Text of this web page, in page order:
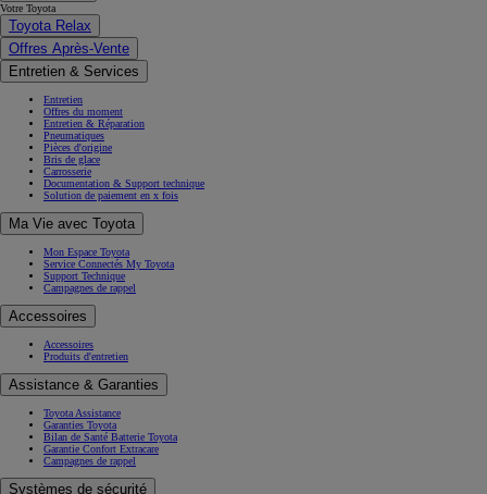
Votre Toyota
Toyota Relax
Offres Après-Vente
Entretien & Services
Entretien
Offres du moment
Entretien & Réparation
Pneumatiques
Pièces d'origine
Bris de glace
Carrosserie
Documentation & Support technique
Solution de paiement en x fois
Ma Vie avec Toyota
Mon Espace Toyota
Service Connectés My Toyota
Support Technique
Campagnes de rappel
Accessoires
Accessoires
Produits d'entretien
Assistance & Garanties
Toyota Assistance
Garanties Toyota
Bilan de Santé Batterie Toyota
Garantie Confort Extracare
Campagnes de rappel
Systèmes de sécurité